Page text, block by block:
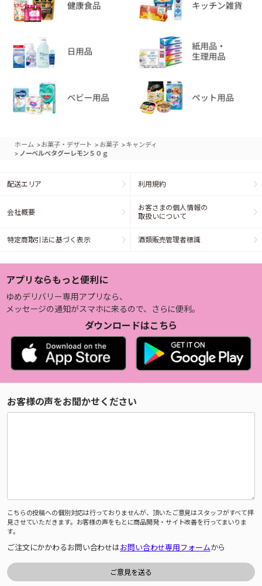
ホーム >お菓子・デザート > お菓子 >キャンディ
> ノーベルペタグーレモン５０ｇ
配送エリア 利用規約
会社概要
お客さまの個人情報の
取扱いについて
特定商取引法に基づく表示 酒類販売管理者標識
アプリならもっと便利に
ゆめデリバリー専用アプリなら、
メッセージの通知がスマホに来るので、さらに便利。
ダウンロードはこちら
お客様の声をお聞かせください
こちらの投稿への個別対応は行っておりませんが、頂いたご意見はスタッフがすべて拝
見させていただきます。お客様の声をもとに商品開発・サイト改善を行ってまいりま
す。
ご注文にかかわるお問い合わせはお問い合わせ専用フォームから